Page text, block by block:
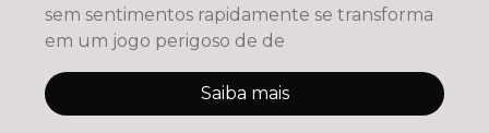
sem sentimentos rapidamente se transforma
em um jogo perigoso de de
Saiba mais